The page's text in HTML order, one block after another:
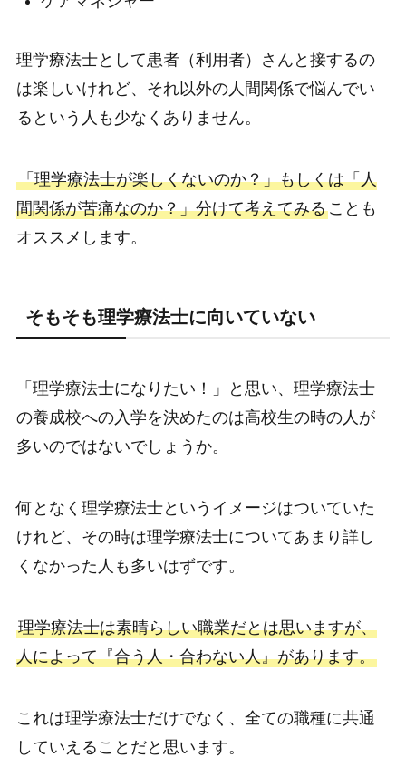
理学療法士として患者（利用者）さんと接するの
は楽しいけれど、それ以外の人間関係で悩んでい
るという人も少なくありません。
「理学療法士が楽しくないのか？」もしくは「人
間関係が苦痛なのか？」分けて考えてみることも
オススメします。
そもそも理学療法士に向いていない
「理学療法士になりたい！」と思い、理学療法士
の養成校への入学を決めたのは高校生の時の人が
多いのではないでしょうか。
何となく理学療法士というイメージはついていた
けれど、その時は理学療法士についてあまり詳し
くなかった人も多いはずです。
理学療法士は素晴らしい職業だとは思いますが、
人によって『合う人・合わない人』があります。
これは理学療法士だけでなく、全ての職種に共通
していえることだと思います。